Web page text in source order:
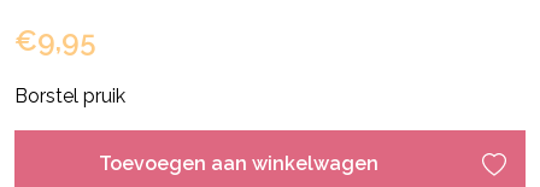
€9,95
Borstel pruik
Toevoegen aan winkelwagen